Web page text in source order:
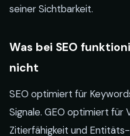
seiner Sichtbarkeit.
Was bei SEO
nicht
SEO optimiert für
Signale. GEO optimiert für
Zitierfähigkeit und Entitäts-